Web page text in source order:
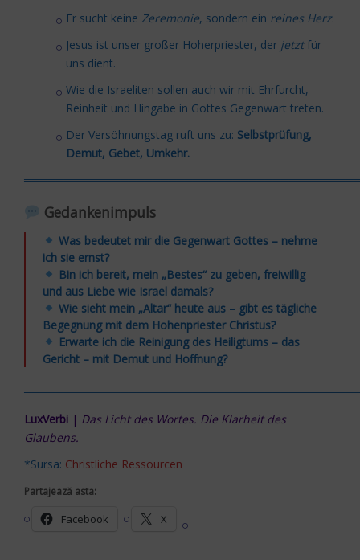
Er sucht keine Zeremonie, sondern ein reines Herz.
Jesus ist unser großer Hoherpriester, der jetztfür
uns dient.
Wie die Israeliten sollen auch wir mit Ehrfurcht,
Reinheit und Hingabe in Gottes Gegenwart treten.
Der Versöhnungstag ruft uns zu: Selbstprüfung,
Demut, Gebet, Umkehr.
Gedankenimpuls
Was bedeutet mir die Gegenwart Gottes – nehme
ich sie ernst?
Bin ich bereit, mein „Bestes“ zu geben, freiwillig
und aus Liebe wie Israel damals?
Wie sieht mein „Altar“ heute aus – gibt es tägliche
Begegnung mit dem Hohenpriester Christus?
Erwarte ich die Reinigung des Heiligtums – das
Gericht – mit Demut und Hoffnung?
LuxVerbi | Das Licht des Wortes. Die Klarheit des
Glaubens.
*Sursa: Christliche Ressourcen
Partajează asta:
Facebook X